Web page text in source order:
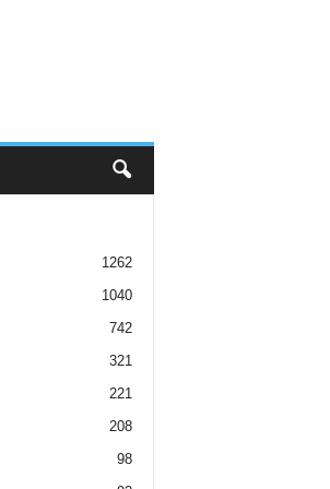
1262
1040
742
321
221
208
98